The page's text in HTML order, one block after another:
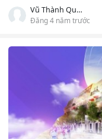
Vũ Thành Quân
Đăng 4 năm trước